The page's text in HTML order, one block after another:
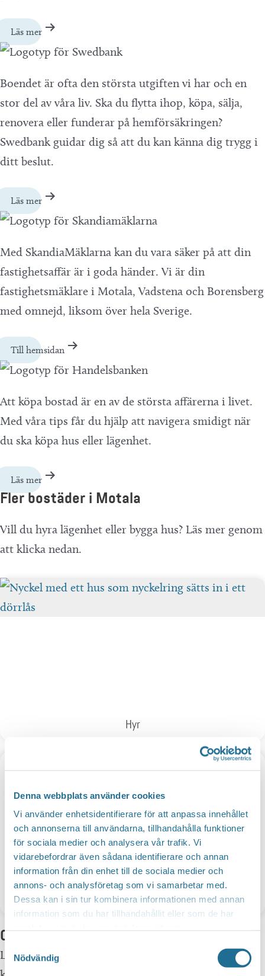
Denna webbplats använder cookies
Vi använder enhetsidentifierare för att anpassa innehållet
och annonserna till användarna, tillhandahålla funktioner
för sociala medier och analysera vår trafik. Vi
vidarebefordrar även sådana identifierare och annan
information från din enhet till de sociala medier och
annons- och analysföretag som vi samarbetar med.
Dessa kan i sin tur kombinera informationen med annan
information som du har tillhandahållit eller som de har
Nödvändig
Läs mer
Boendet är ofta den största utgiften vi har och en
stor del av våra liv. Ska du flytta ihop, köpa, sälja,
renovera eller funderar på hemförsäkringen?
Swedbank guidar dig så att du kan känna dig trygg i
ditt beslut.
Läs mer
Med SkandiaMäklarna kan du vara säker på att din
fastighetsaffär är i goda händer. Vi är din
fastighetsmäklare i Motala, Vadstena och Borensberg
med omnejd, liksom över hela Sverige.
Till hemsidan
Att köpa bostad är en av de största affärerna i livet.
Med våra tips får du hjälp att navigera smidigt när
du ska köpa hus eller lägenhet.
Läs mer
Fler bostäder i Motala
Vill du hyra lägenhet eller bygga hus? Läs mer genom
att klicka nedan.
Hyr
Bygg
Om Livet i Motala
Livet i Motala är ett nätverk som med gemensamma